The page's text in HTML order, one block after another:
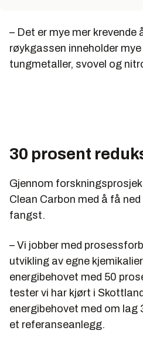
– Det er mye mer krevende
røykgassen inneholder
tungmetaller, svovel og
30 prosent
Gjennom
Clean Carbon med å få
fangst.
– Vi jobber med
utvikling av egne
energibehovet med 50
tester vi har kjørt i
energibehovet med om lag
et referanseanlegg.